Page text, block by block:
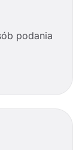
podania